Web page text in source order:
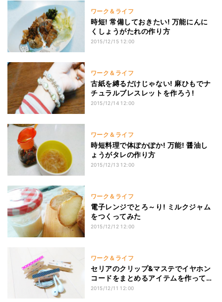
ワーク＆ライフ
時短! 常備しておきたい! 万能にんに
くしょうがたれの作り方
2015/12/15 12:00
ワーク＆ライフ
古紙を縛るだけじゃない! 麻ひもでナ
チュラルブレスレットを作ろう!
2015/12/14 12:00
ワーク＆ライフ
時短料理で体ぽかぽか! 万能! 醤油し
ょうがタレの作り方
2015/12/13 12:00
ワーク＆ライフ
電子レンジでとろ～り! ミルクジャム
をつくってみた
2015/12/12 12:00
ワーク＆ライフ
セリアのクリップ&マステでイヤホン
コードをまとめるアイテムを作ってみ
た
2015/12/11 12:00